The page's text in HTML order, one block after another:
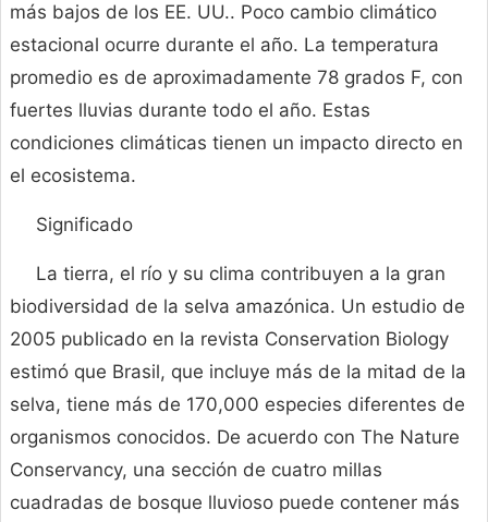
más bajos de los EE. UU.. Poco cambio climático
estacional ocurre durante el año. La temperatura
promedio es de aproximadamente 78 grados F, con
fuertes lluvias durante todo el año. Estas
condiciones climáticas tienen un impacto directo en
el ecosistema.
Significado
La tierra, el río y su clima contribuyen a la gran
biodiversidad de la selva amazónica. Un estudio de
2005 publicado en la revista Conservation Biology
estimó que Brasil, que incluye más de la mitad de la
selva, tiene más de 170,000 especies diferentes de
organismos conocidos. De acuerdo con The Nature
Conservancy, una sección de cuatro millas
cuadradas de bosque lluvioso puede contener más